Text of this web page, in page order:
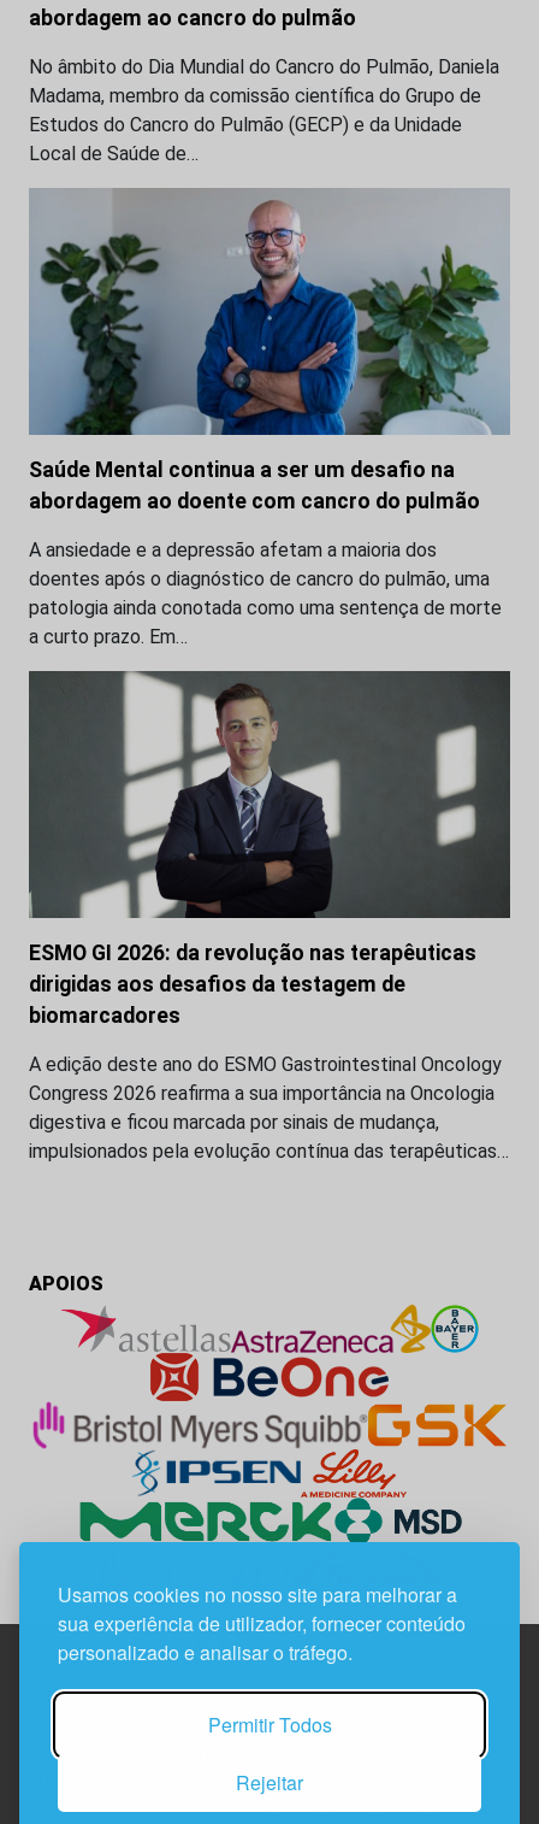
Usamos cookies no nosso site para melhorar a
sua experiência de utilizador, fornecer conteúdo
personalizado e analisar o tráfego.
Permitir Todos
Rejeitar
abordagem ao cancro do pulmão
No âmbito do Dia Mundial do Cancro do Pulmão, Daniela
Madama, membro da comissão científica do Grupo de
Estudos do Cancro do Pulmão (GECP) e da Unidade
Local de Saúde de…
Saúde Mental continua a ser um desafio na
abordagem ao doente com cancro do pulmão
A ansiedade e a depressão afetam a maioria dos
doentes após o diagnóstico de cancro do pulmão, uma
patologia ainda conotada como uma sentença de morte
a curto prazo. Em…
ESMO GI 2026: da revolução nas terapêuticas
dirigidas aos desafios da testagem de
biomarcadores
A edição deste ano do ESMO Gastrointestinal Oncology
Congress 2026 reafirma a sua importância na Oncologia
digestiva e ficou marcada por sinais de mudança,
impulsionados pela evolução contínua das terapêuticas…
APOIOS
Edif. Lisboa Oriente | Av. Infante D. Henrique, n.º 333H, esc.
1800-282 Lisboa | Portugal